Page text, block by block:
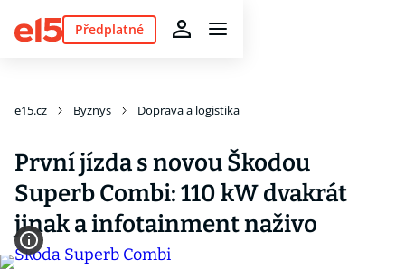
Předplatné
e15.cz Byznys Doprava a logistika
První jízda s novou Škodou
Superb Combi: 110 kW dvakrát
jinak a infotainment naživo